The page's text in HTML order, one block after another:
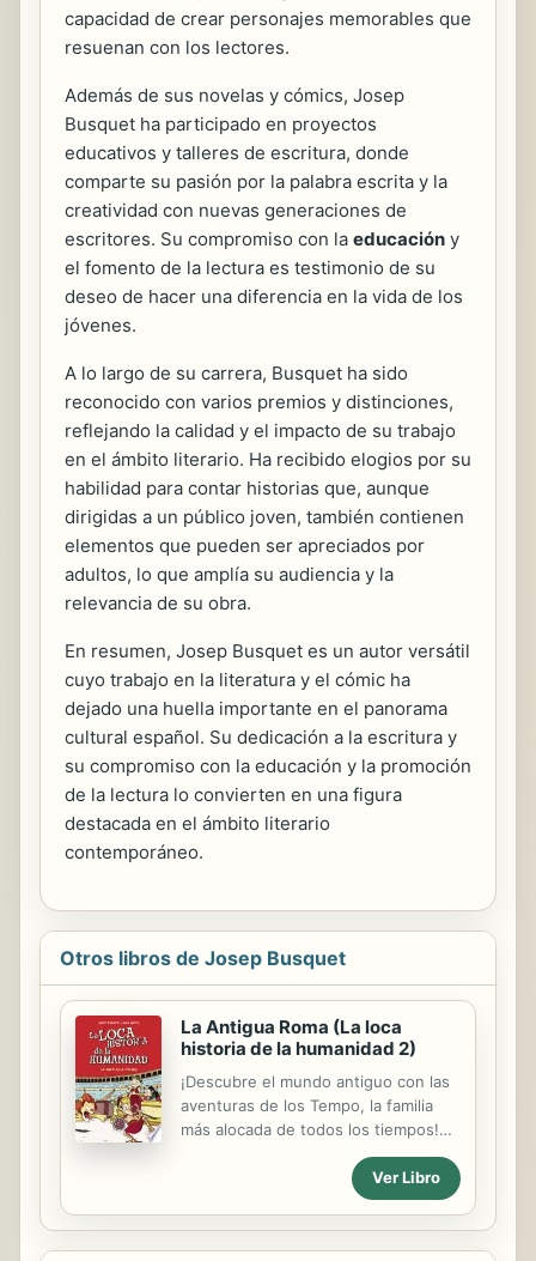
capacidad de crear personajes memorables que
resuenan con los lectores.
Además de sus novelas y cómics, Josep
Busquet ha participado en proyectos
educativos y talleres de escritura, donde
comparte su pasión por la palabra escrita y la
creatividad con nuevas generaciones de
escritores. Su compromiso con la educación y
el fomento de la lectura es testimonio de su
deseo de hacer una diferencia en la vida de los
jóvenes.
A lo largo de su carrera, Busquet ha sido
reconocido con varios premios y distinciones,
reflejando la calidad y el impacto de su trabajo
en el ámbito literario. Ha recibido elogios por su
habilidad para contar historias que, aunque
dirigidas a un público joven, también contienen
elementos que pueden ser apreciados por
adultos, lo que amplía su audiencia y la
relevancia de su obra.
En resumen, Josep Busquet es un autor versátil
cuyo trabajo en la literatura y el cómic ha
dejado una huella importante en el panorama
cultural español. Su dedicación a la escritura y
su compromiso con la educación y la promoción
de la lectura lo convierten en una figura
destacada en el ámbito literario
contemporáneo.
Otros libros de Josep Busquet
La Antigua Roma (La loca
historia de la humanidad 2)
¡Descubre el mundo antiguo con las
aventuras de los Tempo, la familia
más alocada de todos los tiempos!
¿Sabías que... En el Circo Máximo
cabían más espectadores que en un
estadio de fútbol? La mascota
En la Antigua Roma llegó a estar
Ver Libro